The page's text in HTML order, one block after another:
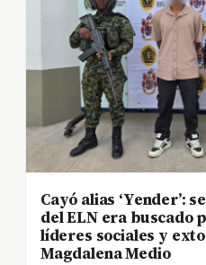
Cayó alias ‘Yender’:
del ELN era buscado
líderes sociales y
Magdalena Medio